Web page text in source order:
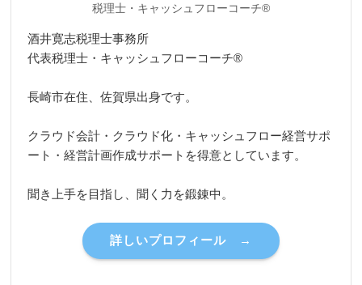
税理士・キャッシュフローコーチ®
酒井寛志税理士事務所
代表税理士・キャッシュフローコーチ®
長崎市在住、佐賀県出身です。
クラウド会計・クラウド化・キャッシュフロー経営サポ
ート・経営計画作成サポートを得意としています。
聞き上手を目指し、聞く力を鍛錬中。
詳しいプロフィール →